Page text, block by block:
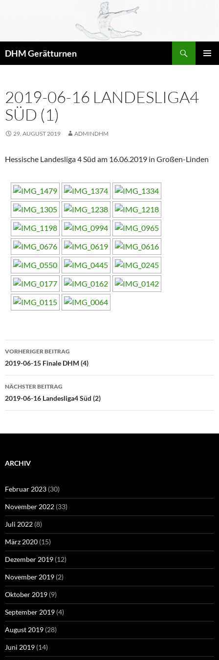
DHM Gerätturnen
2019-06-16 LANDESLIGA4
SÜD (1)
29. AUGUST 2019 ADMINDHM
Hessische Landesliga 4 Süd am 16.06.2019 in Großen-Linden
Beitragsnavigation
VORHERIGER BEITRAG
2019-06-15 Finale DHM (4)
NÄCHSTER BEITRAG
2019-06-16 Landesliga4 Süd (2)
ARCHIV
Februar 2023 (30)
November 2022 (33)
Juli 2022 (8)
März 2020 (15)
Dezember 2019 (12)
November 2019 (2)
Oktober 2019 (9)
September 2019 (4)
August 2019 (28)
Juni 2019 (14)